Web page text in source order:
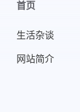
首页
生活杂谈
网站简介